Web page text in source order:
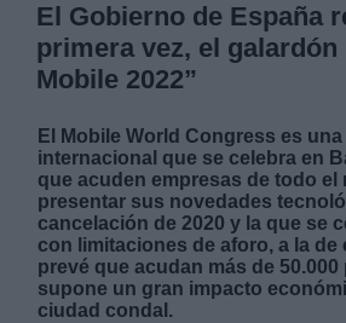
El Gobierno de España
primera vez, el galardón
Mobile 2022”
El Mobile World Congress es
internacional que se celebra en
que acuden empresas de todo el
presentar sus novedades
cancelación de 2020 y la que se
con limitaciones de aforo, a la de
prevé que acudan más de
supone un gran impacto
ciudad condal.